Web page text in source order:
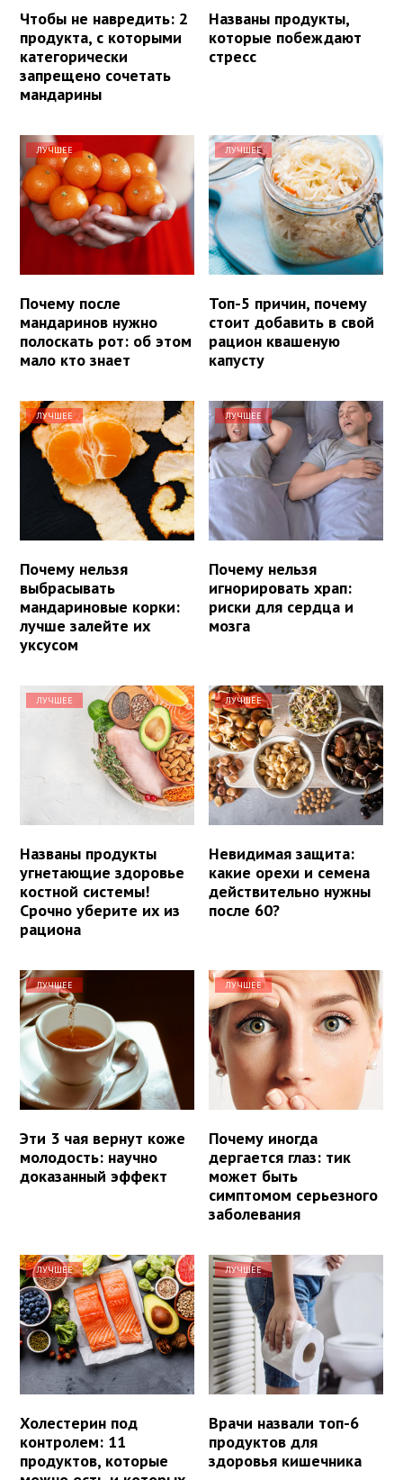
Чтобы не навредить: 2
продукта, с которыми
категорически
запрещено сочетать
мандарины
Названы продукты,
которые побеждают
стресс
ЛУЧШЕЕ
Почему после
мандаринов нужно
полоскать рот: об этом
мало кто знает
ЛУЧШЕЕ
Топ-5 причин, почему
стоит добавить в свой
рацион квашеную
капусту
ЛУЧШЕЕ
Почему нельзя
выбрасывать
мандариновые корки:
лучше залейте их
уксусом
ЛУЧШЕЕ
Почему нельзя
игнорировать храп:
риски для сердца и
мозга
ЛУЧШЕЕ
Названы продукты
угнетающие здоровье
костной системы!
Срочно уберите их из
рациона
ЛУЧШЕЕ
Невидимая защита:
какие орехи и семена
действительно нужны
после 60?
ЛУЧШЕЕ
Эти 3 чая вернут коже
молодость: научно
доказанный эффект
ЛУЧШЕЕ
Почему иногда
дергается глаз: тик
может быть
симптомом серьезного
заболевания
ЛУЧШЕЕ
Холестерин под
контролем: 11
продуктов, которые
ЛУЧШЕЕ
Врачи назвали топ-6
продуктов для
здоровья кишечника